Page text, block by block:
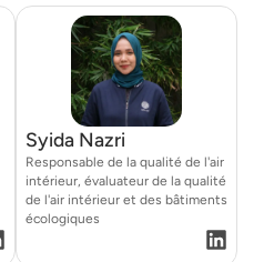
Syida Nazri
Responsable de la qualité de l'air
intérieur, évaluateur de la qualité
de l'air intérieur et des bâtiments
écologiques